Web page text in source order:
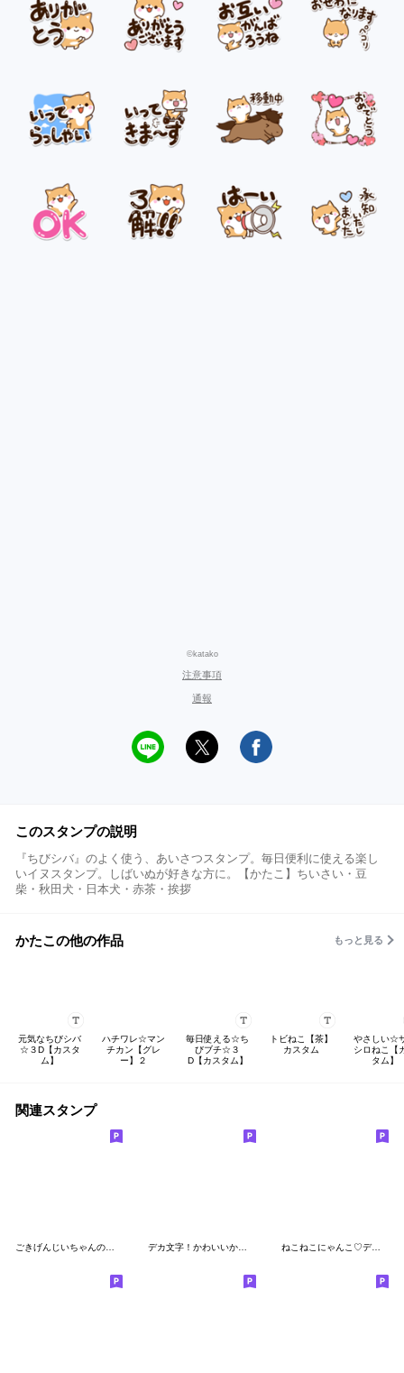
©katako
注意事項
通報
このスタンプの説明
『ちびシバ』のよく使う、あいさつスタンプ。毎日便利に使える楽し
いイヌスタンプ。しばいぬが好きな方に。【かたこ】ちいさい・豆
柴・秋田犬・日本犬・赤茶・挨拶
かたこの他の作品 もっと見る
元気なちびシバ
☆３D【カスタ
ム】
ハチワレ☆マン
チカン【グレ
ー】２
毎日使える☆ち
びブチ☆３
D【カスタム】
トビねこ【茶】
カスタム
やさしい☆
シロねこ【
タム】
関連スタンプ
ごきげんじいちゃんの秋冬 デカ文字！かわいいかまってチビ柴 その6 ねこねこにゃんこ♡デカ文字